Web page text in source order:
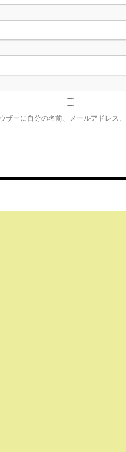
ザーに自分の名前、メールアドレス